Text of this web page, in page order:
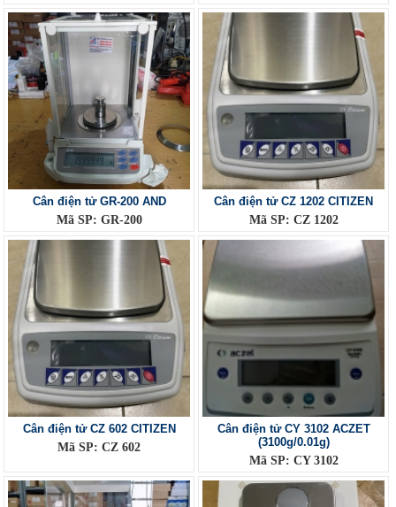
Cân điện tử GR-200 AND
Mã SP: GR-200
Cân điện tử CZ 1202 CITIZEN
Mã SP: CZ 1202
Cân điện tử CZ 602 CITIZEN
Mã SP: CZ 602
Cân điện tử CY 3102 ACZET
(3100g/0.01g)
Mã SP: CY 3102